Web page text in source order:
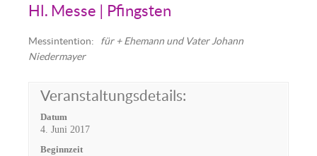
Hl. Messe | Pfingsten
Messintention: für + Ehemann und Vater Johann
Niedermayer
Veranstaltungsdetails:
Datum
4. Juni 2017
Beginnzeit